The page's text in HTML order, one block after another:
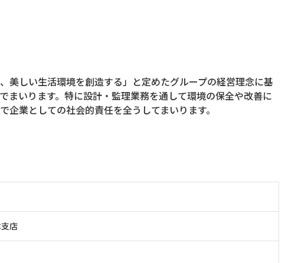
美しい生活環境を創造する」と定めたグループの経営理念に基
いります。特に設計・監理業務を通して環境の保全や改善に
業としての社会的責任を全うしてまいります。
店